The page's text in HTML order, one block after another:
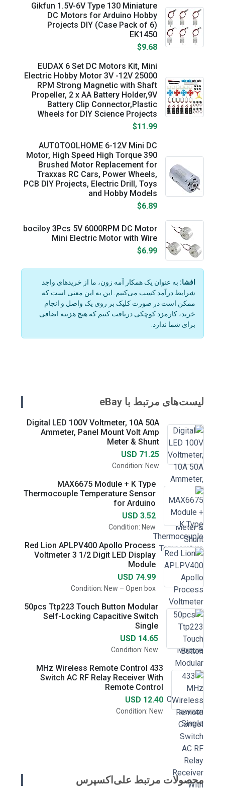
Gikfun 1.5V-6V Type 130 Miniature
DC Motors for Arduino Hobby
Projects DIY (Case Pack of 6)
EK1450
$9.68
EUDAX 6 Set DC Motors Kit, Mini
Electric Hobby Motor 3V -12V 25000
RPM Strong Magnetic with Shaft
Propeller, 2 x AA Battery Holder,9V
Battery Clip Connector,Plastic
Wheels for DIY Science Projects
$11.99
AUTOTOOLHOME 6-12V Mini DC
Motor, High Speed High Torque 390
Brushed Motor Replacement for
Traxxas RC Cars, Power Wheels,
PCB DIY Projects, Electric Drill, Toys
and Hobby Models
$6.89
bociloy 3Pcs 5V 6000RPM DC Motor
Mini Electric Motor with Wire
$6.99
افشا:به عنوان یک همکار اَمه زون، ما از خریدهای واجد
شرایط درآمد کسب می‌کنیم. این به این معنی است که
ممکن است در صورت کلیک بر روی یک واصل و انجام
خرید، کارمزد کوچکی دریافت کنیم که هیچ هزینه اضافی
برای شما ندارد.
لیست‌های مرتبط با eBay
Digital LED 100V Voltmeter, 10A 50A
Ammeter, Panel Mount Volt Amp
Meter & Shunt
USD 71.25
Condition: New
MAX6675 Module + K Type
Thermocouple Temperature Sensor
for Arduino
USD 3.52
Condition: New
Red Lion APLPV400 Apollo Process
Voltmeter 3 1/2 Digit LED Display
Module
USD 74.99
Condition: New – Open box
50pcs Ttp223 Touch Button Modular
Self-Locking Capacitive Switch
Single
USD 14.65
Condition: New
433 MHz Wireless Remote Control
Switch AC RF Relay Receiver With
Remote Control
USD 12.40
Condition: New
محصولات مرتبط علی‌اکسپرس